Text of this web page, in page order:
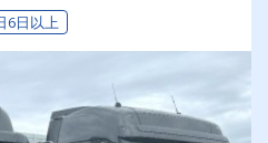
6日以上